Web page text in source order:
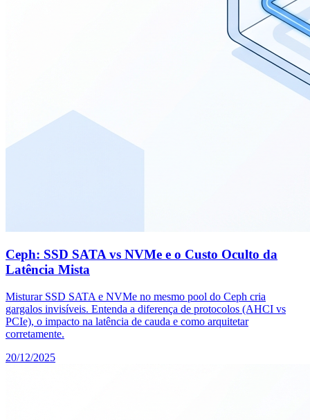
Ceph: SSD SATA vs NVMe e o Custo Oculto da
Latência Mista
Misturar SSD SATA e NVMe no mesmo pool do Ceph cria
gargalos invisíveis. Entenda a diferença de protocolos (AHCI vs
PCIe), o impacto na latência de cauda e como arquitetar
corretamente.
20/12/2025